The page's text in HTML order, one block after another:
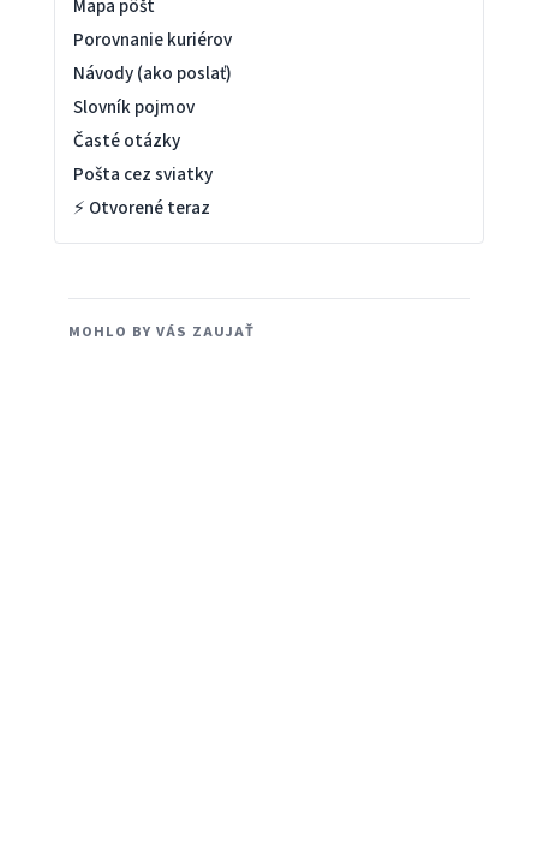
Mapa pôšt
Porovnanie kuriérov
Návody (ako poslať)
Slovník pojmov
Časté otázky
Pošta cez sviatky
⚡ Otvorené teraz
MOHLO BY VÁS ZAUJAŤ